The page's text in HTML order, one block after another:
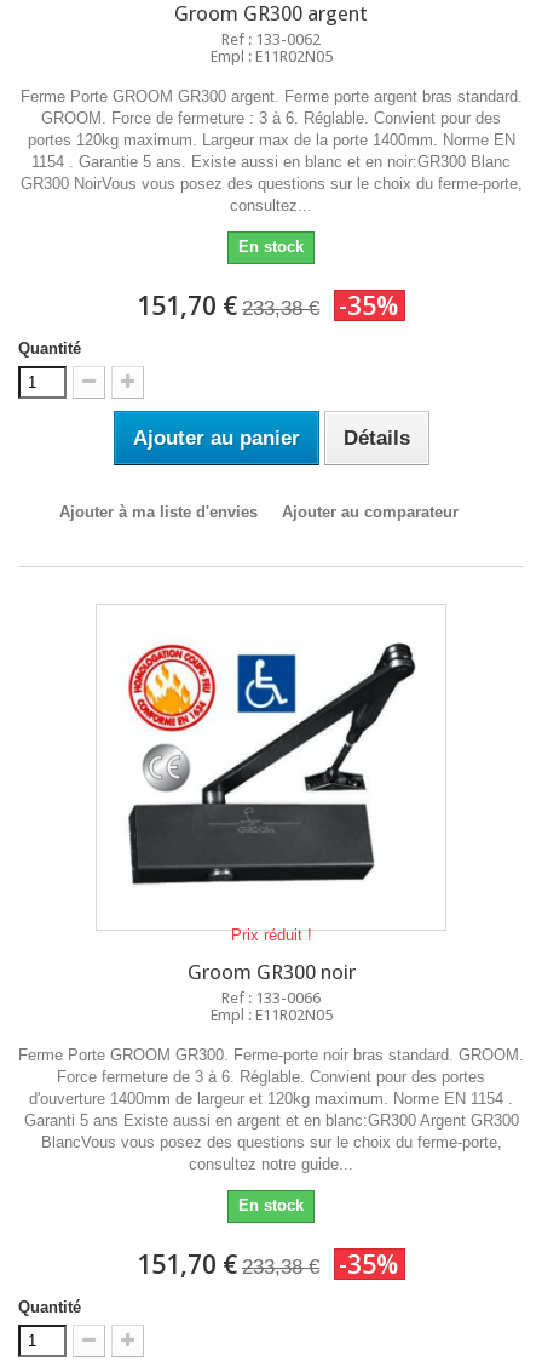
Groom GR300 argent
Ref : 133-0062
Empl : E11R02N05
Ferme Porte GROOM GR300 argent. Ferme porte argent bras standard.
GROOM. Force de fermeture : 3 à 6. Réglable. Convient pour des
portes 120kg maximum. Largeur max de la porte 1400mm. Norme EN
1154 . Garantie 5 ans. Existe aussi en blanc et en noir:GR300 Blanc
GR300 NoirVous vous posez des questions sur le choix du ferme-porte,
consultez...
En stock
151,70 € 233,38 € -35%
Quantité
Ajouter au panier Détails
Ajouter à ma liste d'envies Ajouter au comparateur
Prix réduit !
Groom GR300 noir
Ref : 133-0066
Empl : E11R02N05
Ferme Porte GROOM GR300. Ferme-porte noir bras standard. GROOM.
Force fermeture de 3 à 6. Réglable. Convient pour des portes
d'ouverture 1400mm de largeur et 120kg maximum. Norme EN 1154 .
Garanti 5 ans Existe aussi en argent et en blanc:GR300 Argent GR300
BlancVous vous posez des questions sur le choix du ferme-porte,
consultez notre guide...
En stock
151,70 € 233,38 € -35%
Quantité